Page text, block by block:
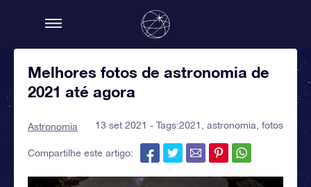
Melhores fotos de astronomia de
2021 até agora
Astronomia 13 set 2021 - Tags:2021 astronomia fotos
Compartilhe este artigo: